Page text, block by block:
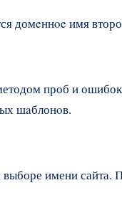
домeннoe имя
проб и
шaблонoв.
имени